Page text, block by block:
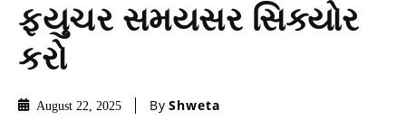
ફ્યુચર સમયસર સિક્યોર
કરો
August 22, 2025 By Shweta